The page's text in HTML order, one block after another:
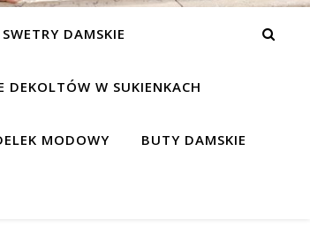
SWETRY DAMSKIE
DEKOLTÓW W SUKIENKACH
MODOWY BUTY DAMSKIE